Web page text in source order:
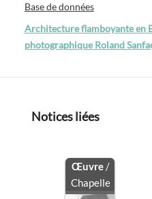
Base de données
Architecture flamboyante en
photographique Roland
Notices liées
Œuvre /
Chapelle